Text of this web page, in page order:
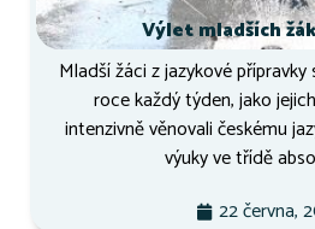
Výlet mladších
Mladší žáci z jazykové
roce každý týden, jako
intenzivně věnovali českému
výuky ve třídě
22 června,